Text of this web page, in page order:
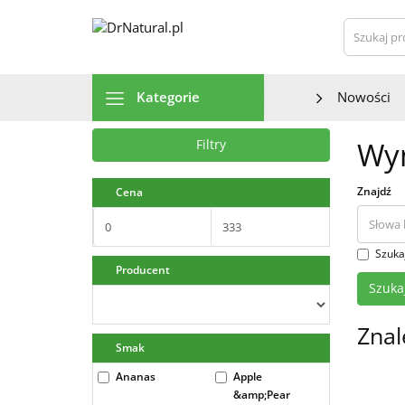
Kategorie Nowości
Filtry
Cena
Producent
Smak
Ananas
Apple
&amp;Pear
Znajdź